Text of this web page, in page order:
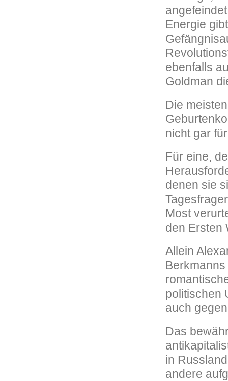
Energie
ebenfalls
Goldman
Die
nicht gar
Für eine,
denen sie
Most
den Ersten
Allein
politischen
auch
Das
in
andere